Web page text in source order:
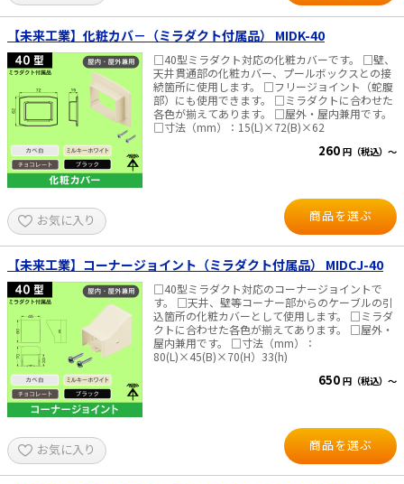
【未来工業】化粧カバ－（ミラダクト付属品） MIDK-40
□40型ミラダクト対応の化粧カバーです。 □壁、
天井貫通部の化粧カバー、プールボックスとの接
続箇所に使用します。 □フリージョイント（蛇腹
部）にも使用できます。 □ミラダクトに合わせた
各色が揃えてあります。 □屋外・屋内兼用です。
□寸法（mm）：15(L)×72(B)×62
260 円（税込）～
お気に入り 商品を選ぶ
【未来工業】コーナージョイント（ミラダクト付属品） MIDCJ-40
□40型ミラダクト対応のコーナージョイントで
す。 □天井、壁等コーナー部からのケーブルの引
込箇所の化粧カバーとして使用します。 □ミラダ
クトに合わせた各色が揃えてあります。 □屋外・
屋内兼用です。 □寸法（mm）：
80(L)×45(B)×70(H）33(h)
650 円（税込）～
お気に入り 商品を選ぶ